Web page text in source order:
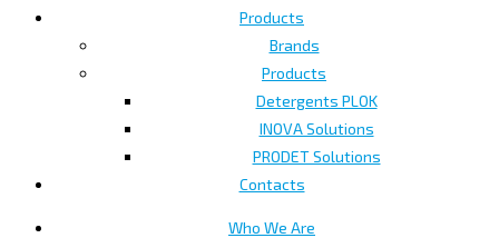
Products
Brands
Products
Detergents PLOK
INOVA Solutions
PRODET Solutions
Contacts
Who We Are